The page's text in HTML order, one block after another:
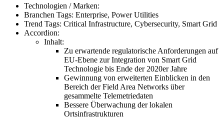
Technologien / Marken:
Branchen Tags: Enterprise, Power Utilities
Trend Tags: Critical Infrastructure, Cybersecurity, Smart Grid
Accordion:
Inhalt:
Zu erwartende regulatorische Anforderungen auf
EU-Ebene zur Integration von Smart Grid
Technologie bis Ende der 2020er Jahre
Gewinnung von erweiterten Einblicken in den
Bereich der Field Area Networks über
gesammelte Telemetriedaten
Bessere Überwachung der lokalen
Ortsinfrastrukturen